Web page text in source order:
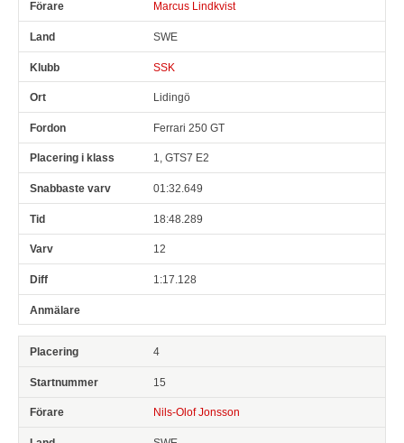
Marcus Lindkvist
SWE
SSK
Lidingö
Ferrari 250 GT
1, GTS7 E2
01:32.649
18:48.289
12
1:17.128
4
15
Nils-Olof Jonsson